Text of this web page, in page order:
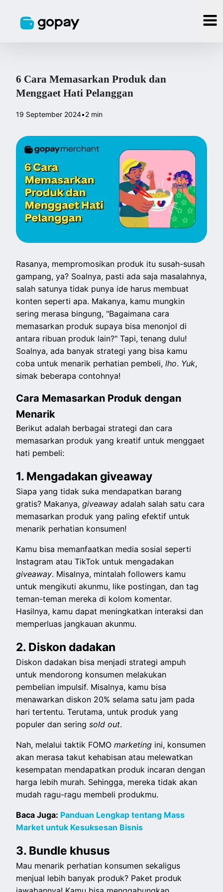
6 Cara Memasarkan Produk dan
Menggaet Hati Pelanggan
19 September 2024•2 min
Rasanya, mempromosikan produk itu susah-susah
gampang, ya? Soalnya, pasti ada saja masalahnya,
salah satunya tidak punya ide harus membuat
konten seperti apa. Makanya, kamu mungkin
sering merasa bingung, "Bagaimana cara
memasarkan produk supaya bisa menonjol di
antara ribuan produk lain?" Tapi, tenang dulu!
Soalnya, ada banyak strategi yang bisa kamu
coba untuk menarik perhatian pembeli,lho. Yuk,
simak beberapa contohnya!
Cara Memasarkan Produk dengan
Menarik
Berikut adalah berbagai strategi dan cara
memasarkan produk yang kreatif untuk menggaet
hati pembeli:
1. Mengadakan giveaway
Siapa yang tidak suka mendapatkan barang
gratis? Makanya,giveaway adalah salah satu cara
memasarkan produk yang paling efektif untuk
menarik perhatian konsumen!
Kamu bisa memanfaatkan media sosial seperti
Instagram atau TikTok untuk mengadakan
giveaway. Misalnya, mintalah followers kamu
untuk mengikuti akunmu, like postingan, dan tag
teman-teman mereka di kolom komentar.
Hasilnya, kamu dapat meningkatkan interaksi dan
memperluas jangkauan akunmu.
2. Diskon dadakan
Diskon dadakan bisa menjadi strategi ampuh
untuk mendorong konsumen melakukan
pembelian impulsif. Misalnya, kamu bisa
menawarkan diskon 20% selama satu jam pada
hari tertentu. Terutama, untuk produk yang
populer dan seringsold out.
Nah, melalui taktik FOMOmarketing ini, konsumen
akan merasa takut kehabisan atau melewatkan
kesempatan mendapatkan produk incaran dengan
harga lebih murah. Sehingga, mereka tidak akan
mudah ragu-ragu membeli produkmu.
Baca Juga: Panduan Lengkap tentang Mass
Market untuk Kesuksesan Bisnis
3. Bundle khusus
Mau menarik perhatian konsumen sekaligus
menjual lebih banyak produk? Paket produk